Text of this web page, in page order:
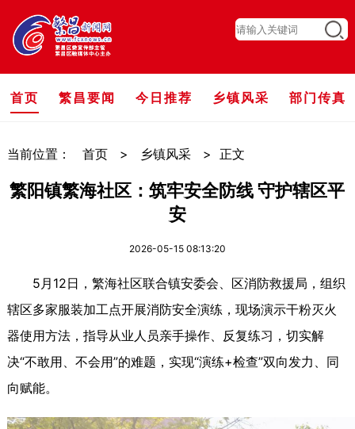
首页 繁昌要闻 今日推荐 乡镇风采 部门传真
当前位置： 首页 > 乡镇风采 > 正文
繁阳镇繁海社区：筑牢安全防线 守护辖区平
安
2026-05-15 08:13:20
5月12日，繁海社区联合镇安委会、区消防救援局，组织
辖区多家服装加工点开展消防安全演练，现场演示干粉灭火
器使用方法，指导从业人员亲手操作、反复练习，切实解
决“不敢用、不会用”的难题，实现“演练+检查”双向发力、同
向赋能。